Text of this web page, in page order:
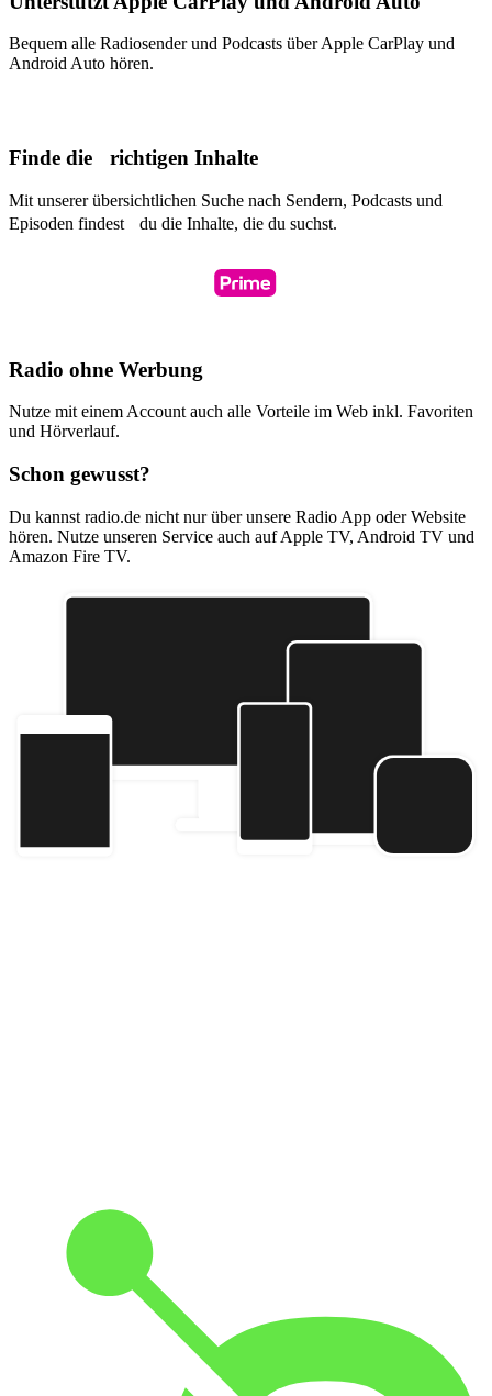
Bequem alle Radiosender und Podcasts über Apple CarPlay und
Android Auto hören.
Finde die richtigen Inhalte
Mit unserer übersichtlichen Suche nach Sendern, Podcasts und
Episoden findest du die Inhalte, die du suchst.
Radio ohne Werbung
Nutze mit einem Account auch alle Vorteile im Web inkl. Favoriten
und Hörverlauf.
Schon gewusst?
Du kannst radio.de nicht nur über unsere Radio App oder Website
hören. Nutze unseren Service auch auf Apple TV, Android TV und
Amazon Fire TV.